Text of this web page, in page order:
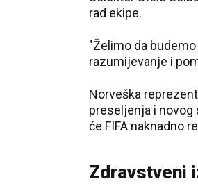
rad ekipe.
"Želimo da
razumijevanje i
Norveška
preseljenja i novog
će FIFA naknadno
Zdravstveni